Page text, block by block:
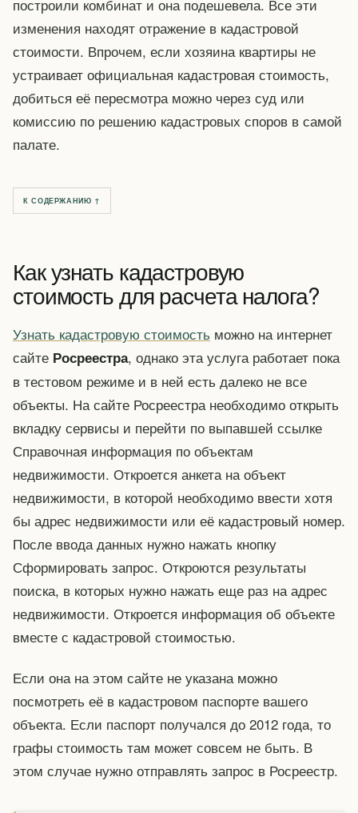
построили комбинат и она подешевела. Все эти
изменения находят отражение в кадастровой
стоимости. Впрочем, если хозяина квартиры не
устраивает официальная кадастровая стоимость,
добиться её пересмотра можно через суд или
комиссию по решению кадастровых споров в самой
палате.
К СОДЕРЖАНИЮ ↑
Как узнать кадастровую
стоимость для расчета налога?
Узнать кадастровую стоимость можно на интернет
сайте Росреестра, однако эта услуга работает пока
в тестовом режиме и в ней есть далеко не все
объекты. На сайте Росреестра необходимо открыть
вкладку сервисы и перейти по выпавшей ссылке
Справочная информация по объектам
недвижимости. Откроется анкета на объект
недвижимости, в которой необходимо ввести хотя
бы адрес недвижимости или её кадастровый номер.
После ввода данных нужно нажать кнопку
Сформировать запрос. Откроются результаты
поиска, в которых нужно нажать еще раз на адрес
недвижимости. Откроется информация об объекте
вместе с кадастровой стоимостью.
Если она на этом сайте не указана можно
посмотреть её в кадастровом паспорте вашего
объекта. Если паспорт получался до 2012 года, то
графы стоимость там может совсем не быть. В
этом случае нужно отправлять запрос в Росреестр.